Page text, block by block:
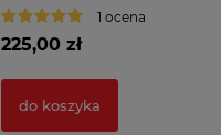
1 ocena
225,00 zł
do koszyka